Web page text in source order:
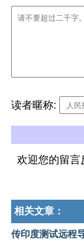
读者暱称:
欢迎您的留言
相关文章：
传印度测试远程